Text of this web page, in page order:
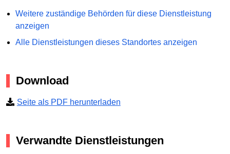
Weitere zuständige Behörden für diese Dienstleistung
anzeigen
Alle Dienstleistungen dieses Standortes anzeigen
Download
Seite als PDF herunterladen
Verwandte Dienstleistungen